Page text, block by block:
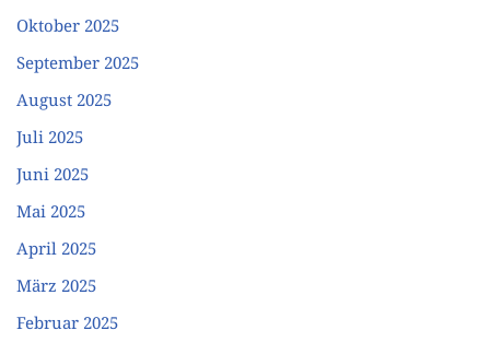
Oktober 2025
September 2025
August 2025
Juli 2025
Juni 2025
Mai 2025
April 2025
März 2025
Februar 2025